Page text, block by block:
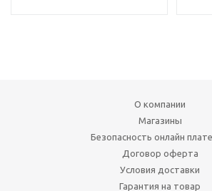
О компании
Магазины
Безопасность онлайн
Договор оферта
Условия доставки
Гарантия на товар